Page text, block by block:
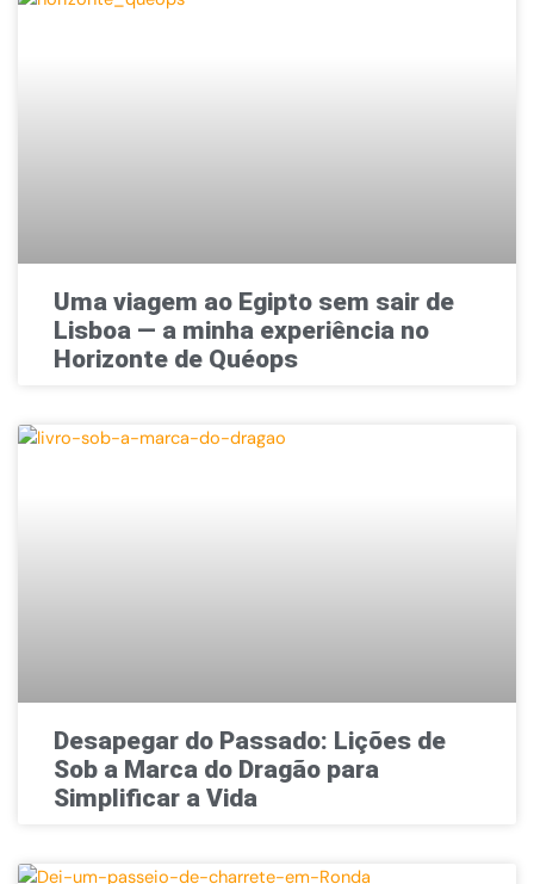
Uma viagem ao Egipto sem sair de
Lisboa — a minha experiência no
Horizonte de Quéops
Desapegar do Passado: Lições de
Sob a Marca do Dragão para
Simplificar a Vida